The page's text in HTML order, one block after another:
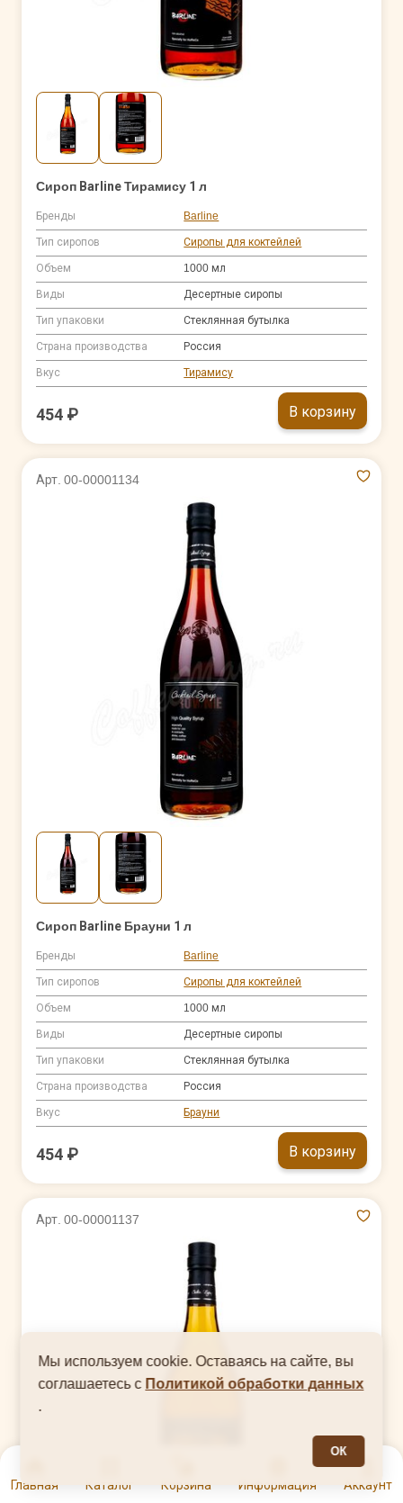
Главная Каталог Корзина Информация Аккаунт
Сироп Barline Тирамису 1 л
Бренды Barline
Тип сиропов Сиропы для коктейлей
Объем 1000 мл
Виды Десертные сиропы
Тип упаковки Стеклянная бутылка
Страна производства Россия
Вкус Тирамису
454 ₽ В корзину
Арт. 00-00001134
Сироп Barline Брауни 1 л
Бренды Barline
Тип сиропов Сиропы для коктейлей
Объем 1000 мл
Виды Десертные сиропы
Тип упаковки Стеклянная бутылка
Страна производства Россия
Вкус Брауни
454 ₽ В корзину
Арт. 00-00001137
Мы используем cookie. Оставаясь на сайте, вы
соглашаетесь с Политикой обработки данных
.
ОК